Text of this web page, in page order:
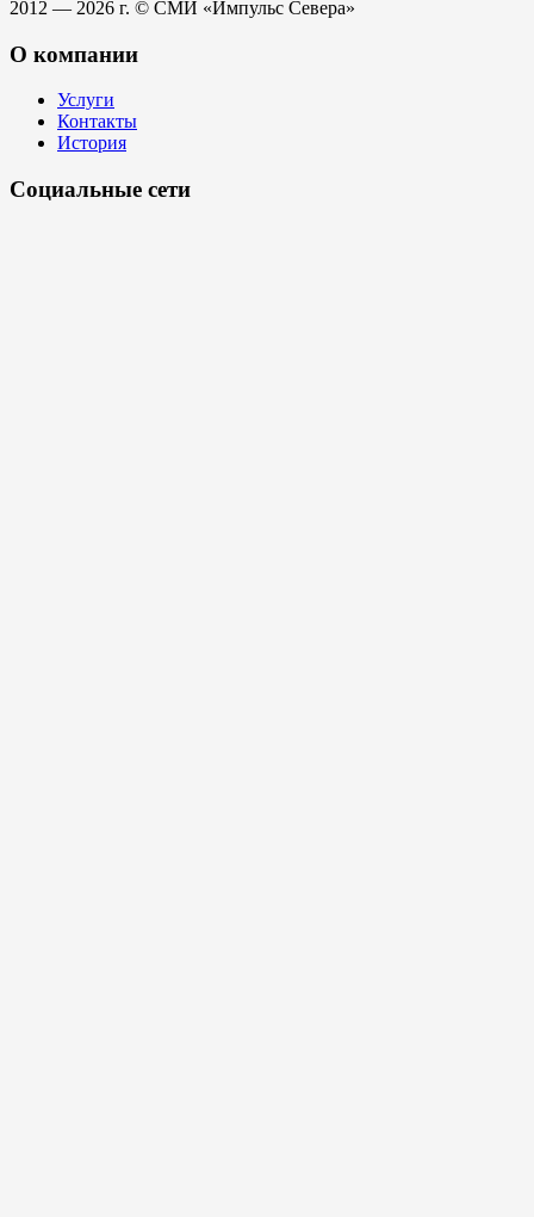
2012 — 2026 г. © СМИ «Импульс Севера»
О компании
Услуги
Контакты
История
Социальные сети